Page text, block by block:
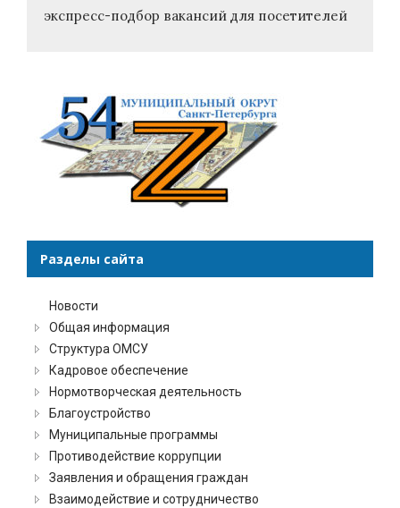
экспресс-подбор вакансий для посетителей
Разделы сайта
Новости
Общая информация
Структура ОМСУ
Кадровое обеспечение
Нормотворческая деятельность
Благоустройство
Муниципальные программы
Противодействие коррупции
Заявления и обращения граждан
Взаимодействие и сотрудничество